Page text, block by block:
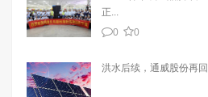
正...
0
0
洪水后续，通威股份再